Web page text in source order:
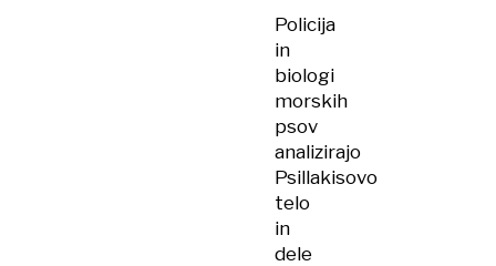
Policija
in
biologi
morskih
psov
analizirajo
Psillakisovo
telo
in
dele